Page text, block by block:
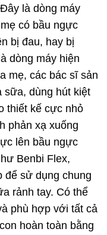
là dòng máy
có bầu ngực
bị đau, hay bị
dòng máy hiện
mẹ, các bác sĩ sản
sữa, dùng hút kiệt
thiết kế cực nhỏ
phản xạ xuống
lên bầu ngực
Benbi Flex,
để sử dụng chung
rảnh tay. Có thể
phù hợp với tất cả
hoàn toàn bằng